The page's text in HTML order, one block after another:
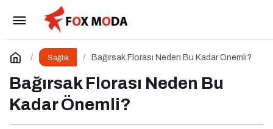
Sağlık Bağırsak Florası Neden Bu Kadar Önemli?
Bağırsak Florası Neden Bu
Kadar Önemli?
Beslenme ve Genetik: Nutrigenetik ve
Nutrigenomik’in Rolü
Yorum Yap